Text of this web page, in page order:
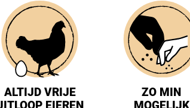
ALTIJD VRIJE
EIEREN
ZO MIN
MOGELIJK